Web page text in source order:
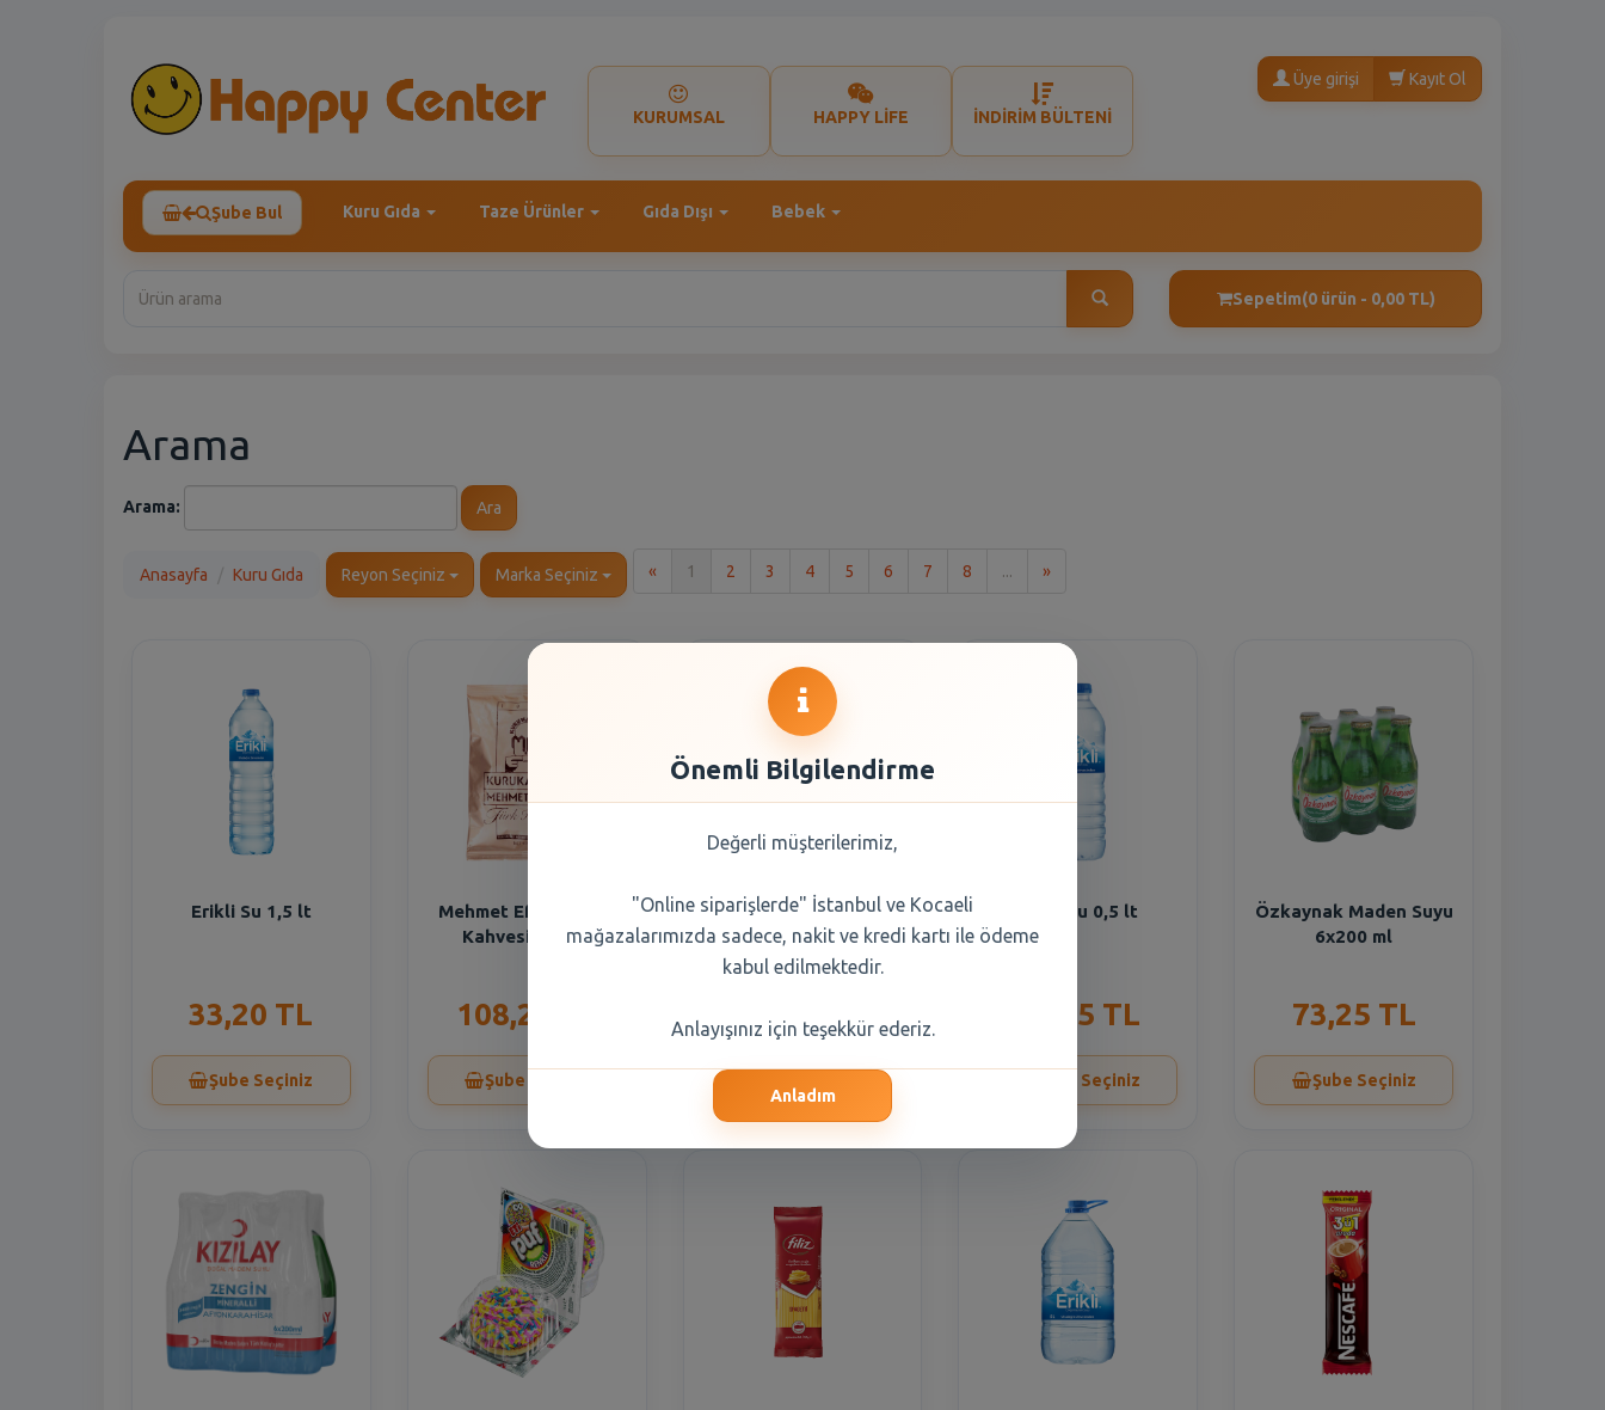
KURUMSAL HAPPY LİFE İNDİRİM BÜLTENİ
Üye girişi Kayıt Ol
Şube Bul Kuru Gıda Taze Ürünler Gıda Dışı Bebek
Sepetim(0 ürün - 0,00 TL)
Arama
Arama: Ara
Anasayfa Kuru Gıda Reyon Seçiniz Marka Seçiniz « 1 2 3 4 5 6 7 8 ... »Son
Erikli Su 1,5 lt
33,20 TL
Şube Seçiniz
Mehmet Efendi Türk
Kahvesi 100 Gr
108,20 TL
Şube Seçiniz
Balküpü Küp Şeker
Gold 1000 gr
60,95 TL
Erikli Su 0,5 lt
16,55 TL
Şube Seçiniz
Özkaynak Maden Suyu
6x200 ml
73,25 TL
Şube Seçiniz
Önemli Bilgilendirme
Değerli müşterilerimiz,
"Online siparişlerde" İstanbul ve Kocaeli
mağazalarımızda sadece, nakit ve kredi kartı ile ödeme
kabul edilmektedir.
Anlayışınız için teşekkür ederiz.
Anladım